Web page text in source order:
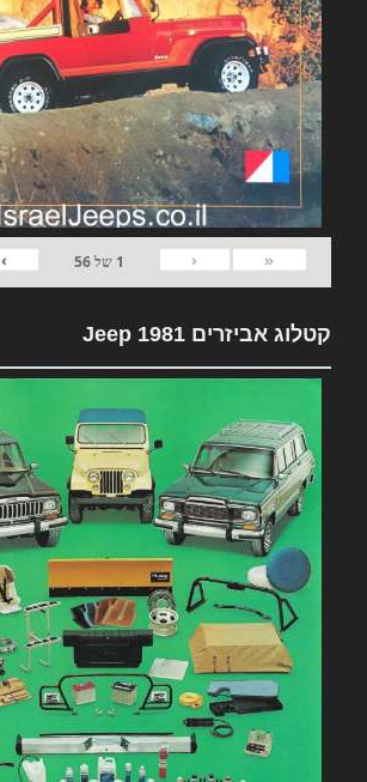
«
‹
1 של56
›
קטלוג אביזרים 1981 Jeep